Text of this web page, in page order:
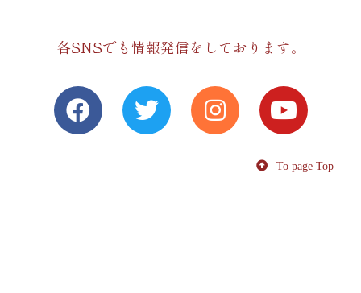
各SNSでも情報発信をしております。
To page Top